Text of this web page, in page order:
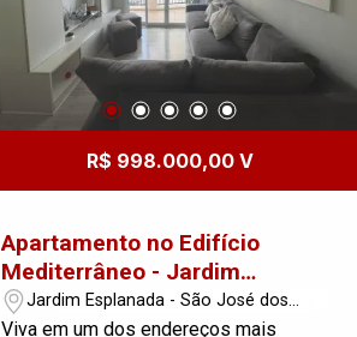
R$ 998.000,00 V
Apartamento no Edifício
Mediterrâneo - Jardim
Esplanada - São José dos
Campos
Jardim Esplanada - São José dos
Campos/SP
Viva em um dos endereços mais